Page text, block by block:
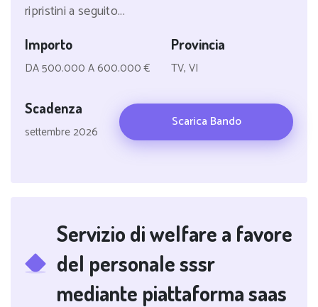
ripristini a seguito...
Importo
DA 500.000 A 600.000 €
Provincia
TV, VI
Scadenza
settembre 2026
Scarica Bando
Servizio di welfare a favore
del personale sssr
mediante piattaforma saas